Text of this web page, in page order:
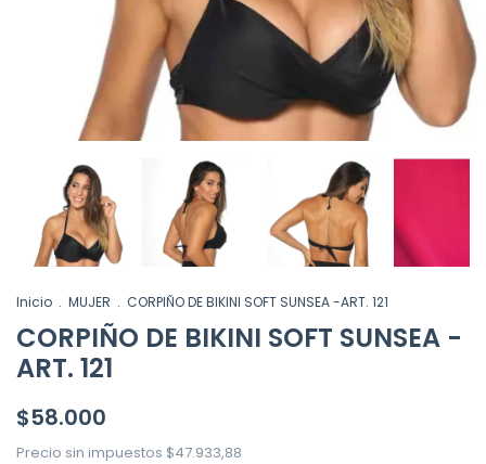
Inicio . MUJER . CORPIÑO DE BIKINI SOFT SUNSEA -ART. 121
CORPIÑO DE BIKINI SOFT SUNSEA -
ART. 121
$58.000
Precio sin impuestos $47.933,88